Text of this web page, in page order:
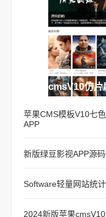
苹果cmsV10仿
苹果CMS模板V10七
APP
新版绿豆影视APP源
Software轻量网站统
2024新版苹果